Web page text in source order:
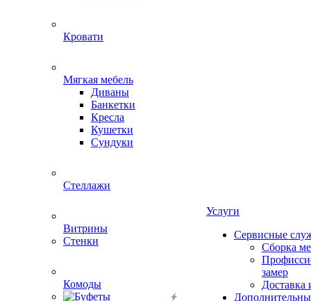
Кровати
Мягкая мебель
Диваны
Банкетки
Кресла
Кушетки
Сундуки
Стеллажи
Витрины
Стенки
Комоды
Услуги
Сервисные
Сборка
замер
Доставка